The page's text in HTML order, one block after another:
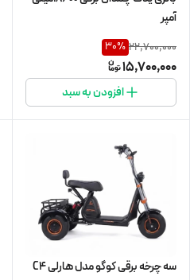
آمپر
22,700,000
30%
15,700,000
افزودن به سبد
سه چرخه برقی کوگو مدل هارلی C4